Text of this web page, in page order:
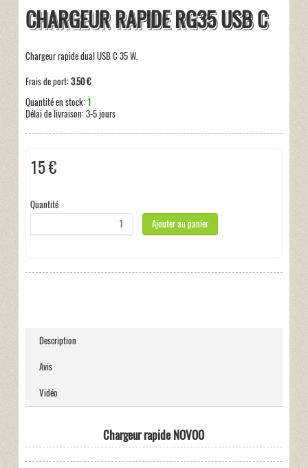
CHARGEUR RAPIDE RG35 USB C
Chargeur rapide dual USB C 35 W.
Frais de port:3.50 €
Quantité en stock: 1
Délai de livraison:3-5 jours
15 €
Quantité
Ajouter au panier
Description
Avis
Vidéo
Chargeur rapide NOVOO